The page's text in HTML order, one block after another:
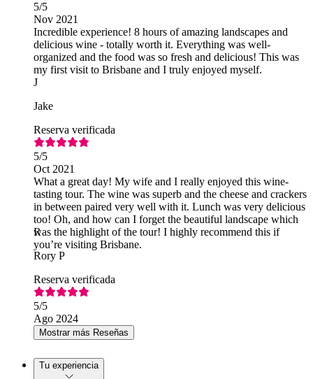
5/5
Nov 2021
Incredible experience! 8 hours of amazing landscapes and
delicious wine - totally worth it. Everything was well-
organized and the food was so fresh and delicious! This was
my first visit to Brisbane and I truly enjoyed myself.
J
Jake
Reserva verificada
5/5
Oct 2021
What a great day! My wife and I really enjoyed this wine-
tasting tour. The wine was superb and the cheese and crackers
in between paired very well with it. Lunch was very delicious
too! Oh, and how can I forget the beautiful landscape which
was the highlight of the tour! I highly recommend this if
you’re visiting Brisbane.
R
Rory P
Reserva verificada
5/5
Ago 2024
Mostrar más Reseñas
Tu experiencia